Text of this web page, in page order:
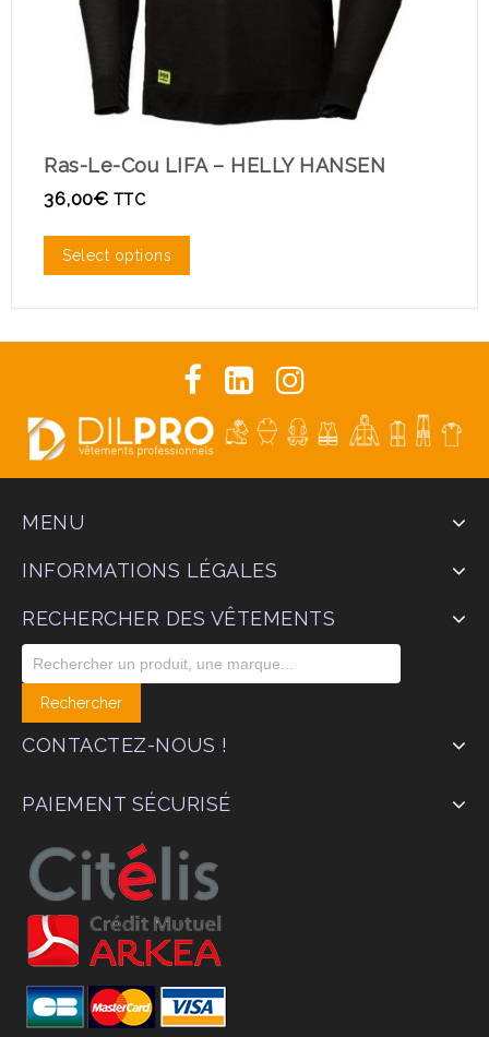
Ras-Le-Cou LIFA – HELLY HANSEN
36,00€ TTC
Select options
MENU
INFORMATIONS LÉGALES
RECHERCHER DES VÊTEMENTS
CONTACTEZ-NOUS !
PAIEMENT SÉCURISÉ